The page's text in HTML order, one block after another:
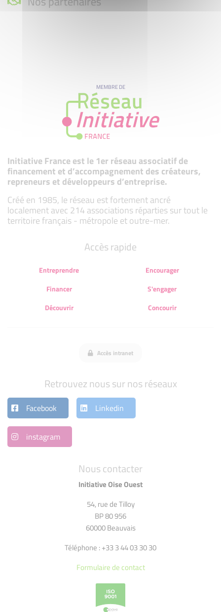
MEMBRE DE
Initiative France est le 1er réseau associatif de
financement et d’accompagnement des créateurs,
repreneurs et développeurs d’entreprise.
Créé en 1985, le réseau est fortement ancré
localement avec 214 associations réparties sur tout le
territoire français - métropole et outre-mer.
Nous contacter
Initiative Oise Ouest
54, rue de Tilloy
BP 80 956
60000 Beauvais
Téléphone : +33 3 44 03 30 30
Formulaire de contact
Accès rapide
Entreprendre
Encourager
Financer
S'engager
Découvrir
Concourir
Accès intranet
Retrouvez nous sur nos réseaux
Facebook Linkedin
instagram